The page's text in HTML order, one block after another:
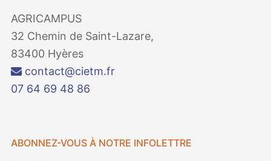
AGRICAMPUS
32 Chemin de Saint-Lazare,
83400 Hyères
contact@cietm.fr
07 64 69 48 86
ABONNEZ-VOUS À NOTRE INFOLETTRE